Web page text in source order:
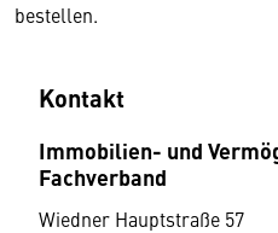
bestellen.
Kontakt
Immobilien- und
Fachverband
Wiedner Hauptstraße 57